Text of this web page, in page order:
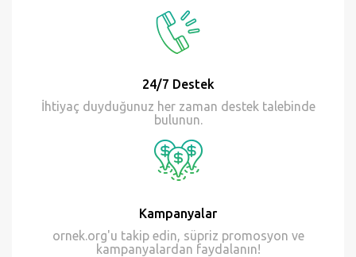
24/7 Destek
İhtiyaç duyduğunuz her zaman destek talebinde
bulunun.
Kampanyalar
ornek.org'u takip edin, süpriz promosyon ve
kampanyalardan faydalanın!